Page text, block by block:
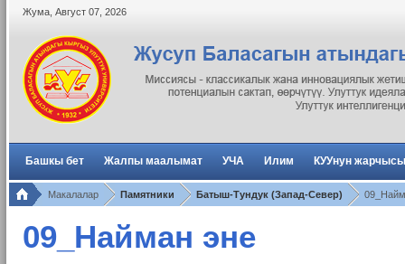
Жума Август 07 2026
Башкы бет Жалпы маалымат УЧА Илим КУУнун жарчысы
Макалалар Памятники Батыш-Тундук (Запад-Север)
09_Найман эне